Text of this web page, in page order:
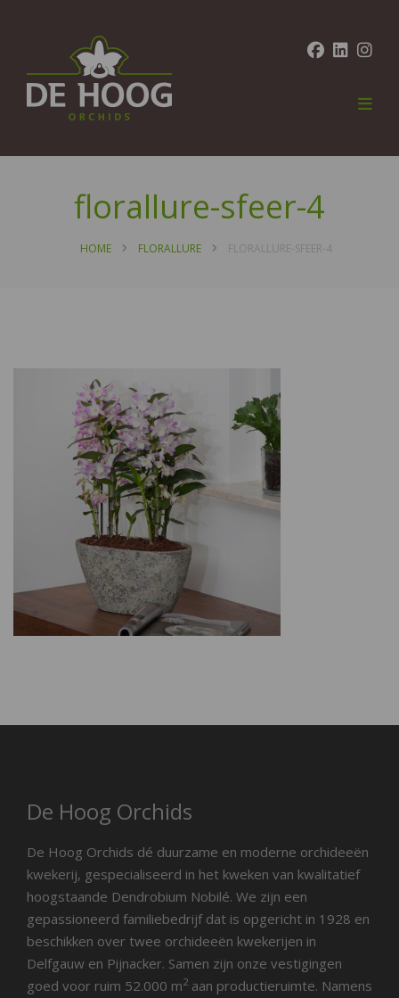
florallure-sfeer-4
HOME FLORALLURE FLORALLURE-SFEER-4
De Hoog Orchids
De Hoog Orchids dé duurzame en moderne orchideeën
kwekerij, gespecialiseerd in het kweken van kwalitatief
hoogstaande Dendrobium Nobilé. We zijn een
gepassioneerd familiebedrijf dat is opgericht in 1928 en
beschikken over twee orchideeën kwekerijen in
Delfgauw en Pijnacker. Samen zijn onze vestigingen
goed voor ruim 52.000 m2 aan productieruimte. Namens